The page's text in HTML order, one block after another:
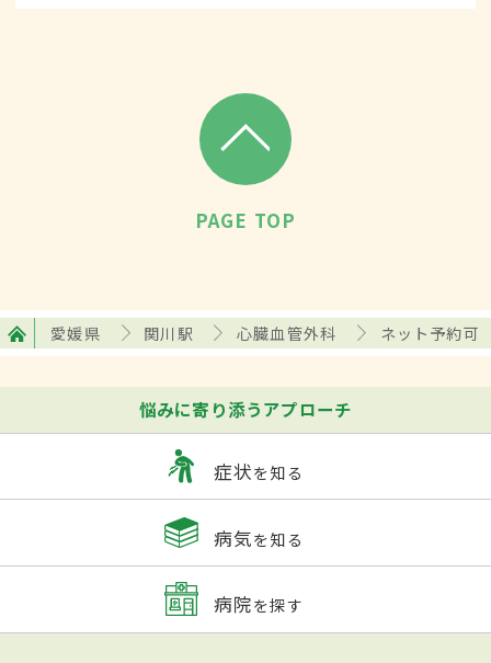
PAGE TOP
愛媛県 関川駅 心臓血管外科 ネット予約可
悩みに寄り添うアプローチ
症状を知る
病気を知る
病院を探す